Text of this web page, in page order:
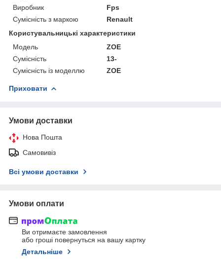
Виробник
Fps
Сумісність з маркою
Renault
Користувальницькі характеристики
Мoдель
ZOE
Сумісність
13-
Сумісність із моделлю
ZOE
Приховати
Умови доставки
Нова Пошта
Самовивіз
Всі умови доставки
Умови оплати
Ви отримаєте замовлення
або гроші повернуться на вашу картку
Детальніше